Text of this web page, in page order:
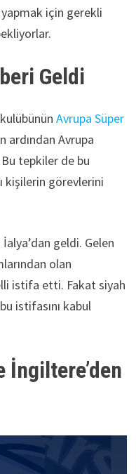
için gerekli
Geldi
Avrupa Süper
ardından Avrupa
tepkiler de bu
kişilerin görevlerini
geldi. Gelen
olan
istifa etti. Fakat siyah
istifasını kabul